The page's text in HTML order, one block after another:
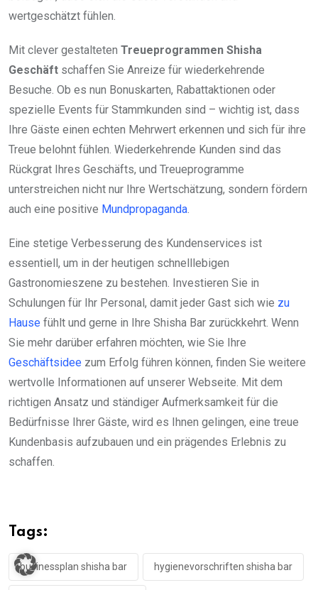
wertgeschätzt fühlen.
Mit clever gestalteten Treueprogrammen Shisha
Geschäft schaffen Sie Anreize für wiederkehrende
Besuche. Ob es nun Bonuskarten, Rabattaktionen oder
spezielle Events für Stammkunden sind – wichtig ist, dass
Ihre Gäste einen echten Mehrwert erkennen und sich für ihre
Treue belohnt fühlen. Wiederkehrende Kunden sind das
Rückgrat Ihres Geschäfts, und Treueprogramme
unterstreichen nicht nur Ihre Wertschätzung, sondern fördern
auch eine positive Mundpropaganda.
Eine stetige Verbesserung des Kundenservices ist
essentiell, um in der heutigen schnelllebigen
Gastronomieszene zu bestehen. Investieren Sie in
Schulungen für Ihr Personal, damit jeder Gast sich wie zu
Hause fühlt und gerne in Ihre Shisha Bar zurückkehrt. Wenn
Sie mehr darüber erfahren möchten, wie Sie Ihre
Geschäftsidee zum Erfolg führen können, finden Sie weitere
wertvolle Informationen auf unserer Webseite. Mit dem
richtigen Ansatz und ständiger Aufmerksamkeit für die
Bedürfnisse Ihrer Gäste, wird es Ihnen gelingen, eine treue
Kundenbasis aufzubauen und ein prägendes Erlebnis zu
schaffen.
Tags:
businessplan shisha bar hygienevorschriften shisha bar